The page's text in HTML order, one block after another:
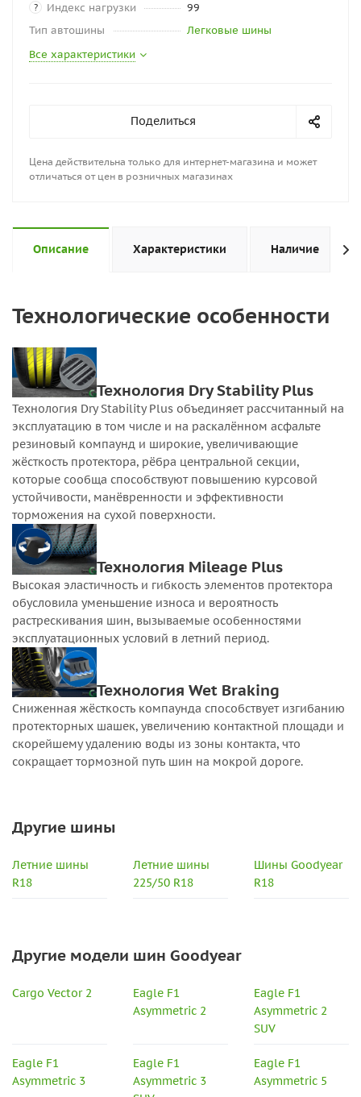
? Индекс нагрузки
99
Тип автошины
Легковые шины
Все характеристики
Поделиться
Цена действительна только для интернет-магазина и может
отличаться от цен в розничных магазинах
Описание Характеристики Наличие
Технологические особенности
Технология Dry Stability Plus
Технология Dry Stability Plus объединяет рассчитанный на
эксплуатацию в том числе и на раскалённом асфальте
резиновый компаунд и широкие, увеличивающие
жёсткость протектора, рёбра центральной секции,
которые сообща способствуют повышению курсовой
устойчивости, манёвренности и эффективности
торможения на сухой поверхности.
Технология Mileage Plus
Высокая эластичность и гибкость элементов протектора
обусловила уменьшение износа и вероятность
растрескивания шин, вызываемые особенностями
эксплуатационных условий в летний период.
Технология Wet Braking
Сниженная жёсткость компаунда способствует изгибанию
протекторных шашек, увеличению контактной площади и
скорейшему удалению воды из зоны контакта, что
сокращает тормозной путь шин на мокрой дороге.
Другие шины
Летние шины
R18
Летние шины
225/50 R18
Шины Goodyear
R18
Другие модели шин Goodyear
Cargo Vector 2
Eagle F1
Asymmetric 2
Eagle F1
Asymmetric 2
SUV
Eagle F1
Asymmetric 3
Eagle F1
Asymmetric 3
Eagle F1
Asymmetric 5